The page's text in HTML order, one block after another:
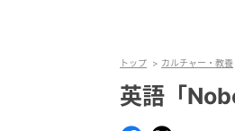
トップ カルチャー・教養
英語「